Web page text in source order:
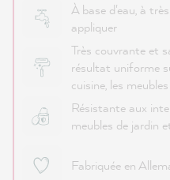
À base d'eau, à
appliquer
Très couvrante et
résultat uniforme
cuisine, les
Résistante aux
meubles de jardin
Fabriquée en